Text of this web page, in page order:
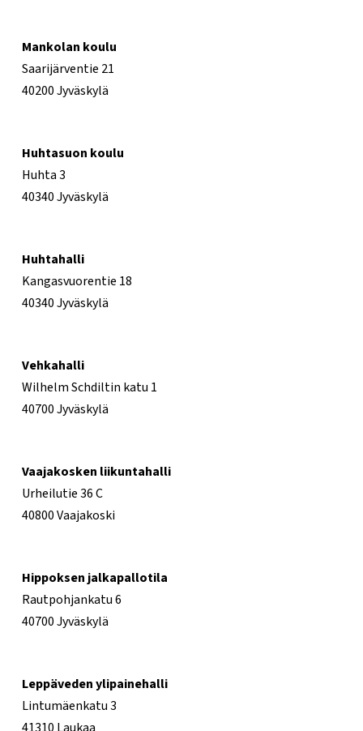
Mankolan koulu
Saarijärventie 21
40200 Jyväskylä
Huhtasuon koulu
Huhta 3
40340 Jyväskylä
Huhtahalli
Kangasvuorentie 18
40340 Jyväskylä
Vehkahalli
Wilhelm Schdiltin katu 1
40700 Jyväskylä
Vaajakosken liikuntahalli
Urheilutie 36 C
40800 Vaajakoski
Hippoksen jalkapallotila
Rautpohjankatu 6
40700 Jyväskylä
Leppäveden ylipainehalli
Lintumäenkatu 3
41310 Laukaa